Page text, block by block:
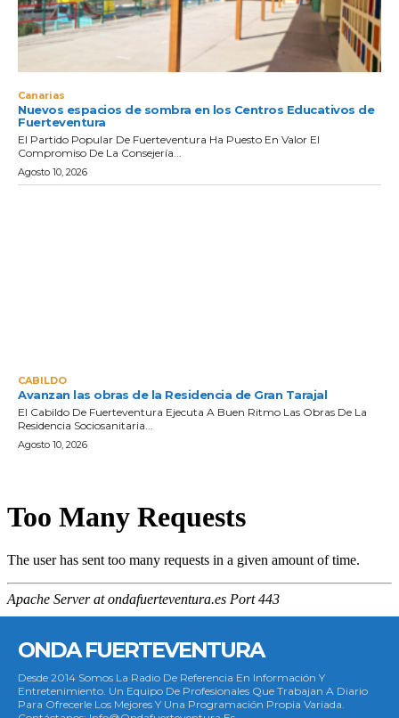
Canarias
Nuevos espacios de sombra en los Centros Educativos de
Fuerteventura
El Partido Popular De Fuerteventura Ha Puesto En Valor El
Compromiso De La Consejería...
Agosto 10, 2026
CABILDO
Avanzan las obras de la Residencia de Gran Tarajal
El Cabildo De Fuerteventura Ejecuta A Buen Ritmo Las Obras De La
Residencia Sociosanitaria...
Agosto 10, 2026
ONDA FUERTEVENTURA
Desde 2014 Somos La Radio De Referencia En Información Y
Entretenimiento. Un Equipo De Profesionales Que Trabajan A Diario
Para Ofrecerle Los Mejores Y Una Programación Propia Variada.